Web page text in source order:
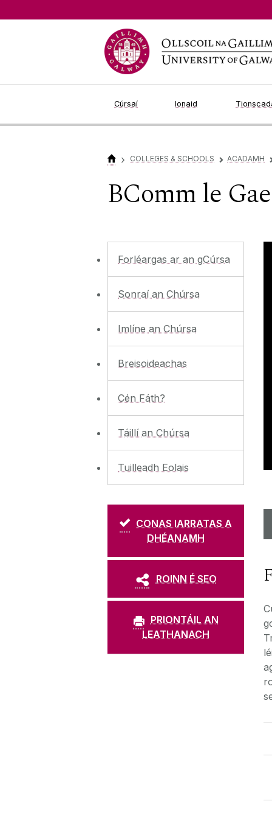
Cúrsaí Ionaid
› COLLEGES & SCHOOLS ▻ ACADAMH
BComm le
Forléargas ar an gCúrsa
Sonraí an Chúrsa
Imlíne an Chúrsa
Breisoideachas
Cén Fáth?
Táillí an Chúrsa
Tuilleadh Eolais
CONAS IARRATAS A
DHÉANAMH
ROINN É SEO
PRIONTÁIL AN
LEATHANACH